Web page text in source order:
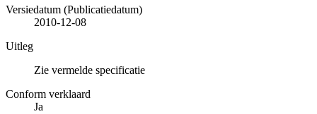
Versiedatum (Publicatiedatum)
2010-12-08
Uitleg
Zie vermelde specificatie
Conform verklaard
Ja